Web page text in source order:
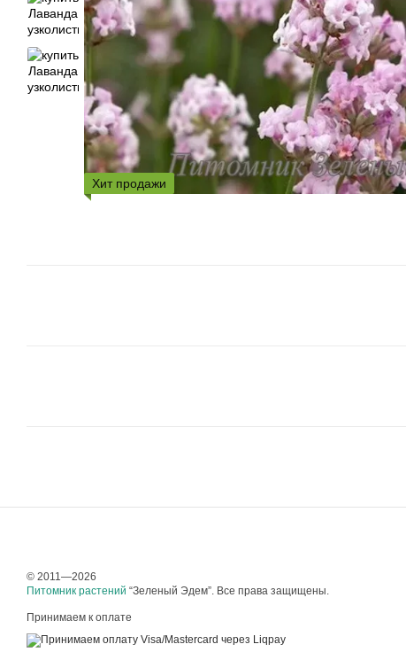
Хит продажи
© 2011—2026
Питомник растений “Зеленый Эдем”. Все права защищены.
Принимаем к оплате